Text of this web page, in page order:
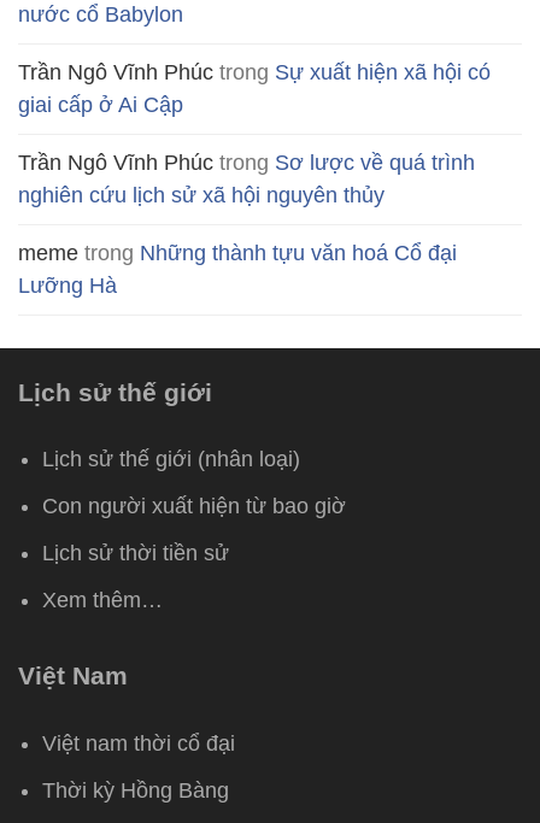
nước cổ Babylon
Trần Ngô Vĩnh Phúc trong Sự xuất hiện xã hội có
giai cấp ở Ai Cập
Trần Ngô Vĩnh Phúc trong Sơ lược về quá trình
nghiên cứu lịch sử xã hội nguyên thủy
meme trong Những thành tựu văn hoá Cổ đại
Lưỡng Hà
Lịch sử thế giới
Lịch sử thế giới (nhân loại)
Con người xuất hiện từ bao giờ
Lịch sử thời tiền sử
Xem thêm…
Việt Nam
Việt nam thời cổ đại
Thời kỳ Hồng Bàng